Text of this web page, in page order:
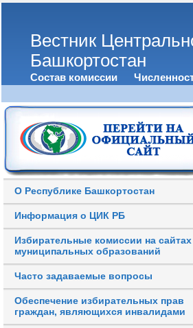
Вестник
Башкортостан
Состав комиссии
О Республике Башкортостан
Информация о ЦИК РБ
Избирательные комиссии на сайтах
муниципальных образований
Часто задаваемые вопросы
Обеспечение избирательных прав
граждан, являющихся инвалидами